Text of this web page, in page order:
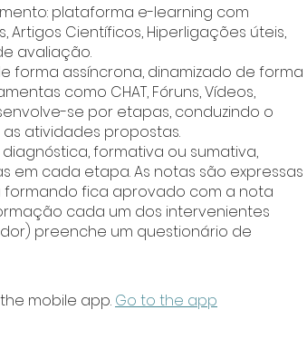
plataforma e-learning com
Artigos Científicos, Hiperligações úteis,
avaliação.
forma assíncrona, dinamizado de forma
como CHAT, Fóruns, Vídeos,
se por etapas, conduzindo o
atividades propostas.
formativa ou sumativa,
em cada etapa. As notas são expressas
formando fica aprovado com a nota
cada um dos intervenientes
preenche um questionário de
mobile app. Go to the app